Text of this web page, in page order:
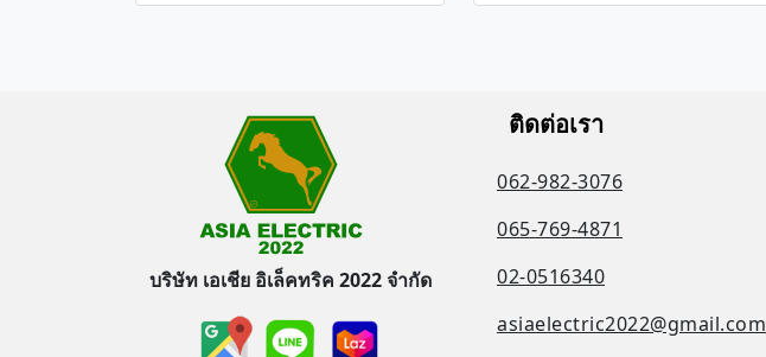
บริษัท เอเชีย อิเล็คทริค 2022 จำกัด
ติดต่อเรา
062-982-3076
065-769-4871
02-0516340
asiaelectric2022@gmail.com